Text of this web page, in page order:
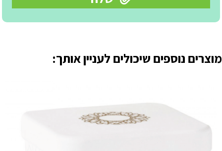
מוצרים נוספים שיכולים לעניין אותך: